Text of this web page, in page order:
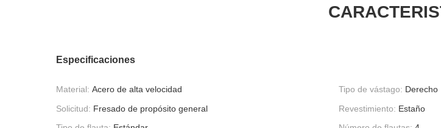
Especificaciones
Material: Acero de alta velocidad Tipo de vástago: Derecho
Solicitud: Fresado de propósito general Revestimiento: Estaño